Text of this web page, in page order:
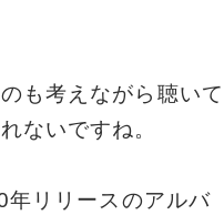
も考えながら聴いて
ないですね。
リリースのアルバ